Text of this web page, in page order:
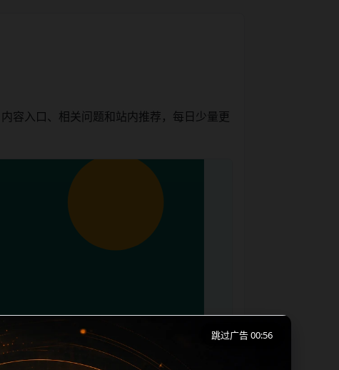
容入口、相关问题和站内推荐，每日少量更
跳过广告 00:56